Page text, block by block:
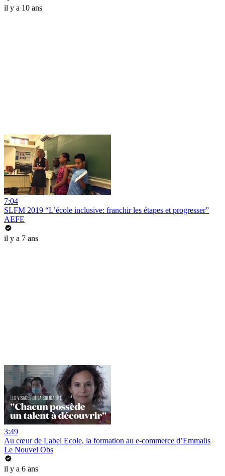
il y a 10 ans
7:04
SLFM 2019 “L’école inclusive: franchir les étapes et progresser”
AEFE
il y a 7 ans
3:49
Au cœur de Label Ecole, la formation au e-commerce d’Emmaüs
Le Nouvel Obs
il y a 6 ans